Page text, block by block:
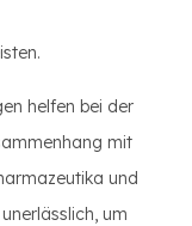
helfen bei der
mit
und
um